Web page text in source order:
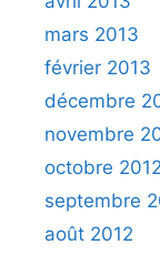
mars 2013
février 2013
décembre
novembre
octobre 2012
septembre
août 2012